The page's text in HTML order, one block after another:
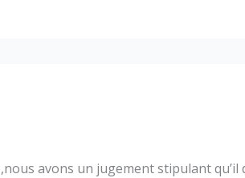
avons un jugement stipulant